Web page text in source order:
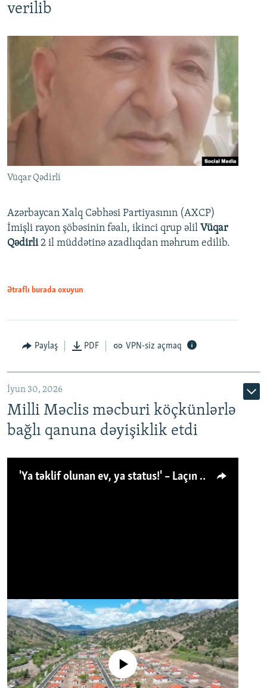
verilib
Vüqar Qədirli
Azərbaycan Xalq Cəbhəsi Partiyasının (AXCP)
İmişli rayon şöbəsinin fəalı, ikinci qrup əlil Vüqar
Qədirli2 il müddətinə azadlıqdan məhrum edilib.
Ətraflı burada oxuyun
Paylaş PDF VPN-siz açmaq
İyun 30, 2026
Milli Məclis məcburi köçkünlərlə
bağlı qanuna dəyişiklik etdi
'Ya təklif olunan ev, ya status!' – Laçın köçkünü: 'Laçından başqa heç hara!'
No media source currently available